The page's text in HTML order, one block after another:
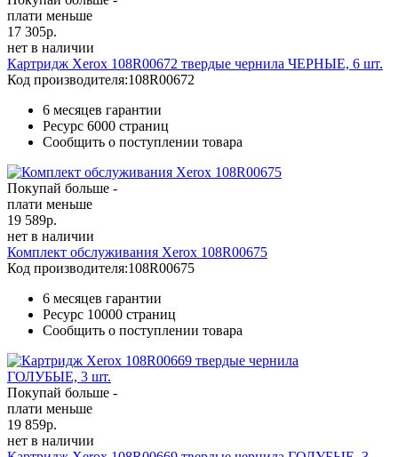
плати меньше
17 305р.
нет в наличии
Картридж Xerox 108R00672 твердые чернила ЧЕРНЫЕ, 6 шт.
Код производителя:108R00672
6 месяцев гарантии
Ресурс 6000 страниц
Сообщить о поступлении товара
Покупай больше -
плати меньше
19 589р.
нет в наличии
Комплект обслуживания Xerox 108R00675
Код производителя:108R00675
6 месяцев гарантии
Ресурс 10000 страниц
Сообщить о поступлении товара
Покупай больше -
плати меньше
19 859р.
нет в наличии